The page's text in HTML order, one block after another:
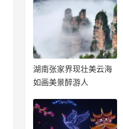
湖南张家界现壮美云海
如画美景醉游人